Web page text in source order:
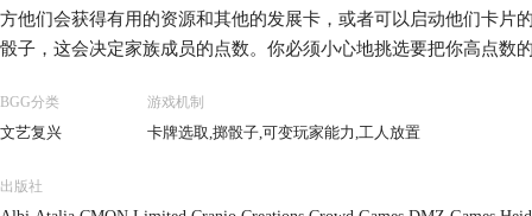
方他们会获得有用的资源和其他的发展卡，或者可以启动他们卡片
骰子，这会决定家族成员的点数。你必须小心地挑选要把你高点
BGG分类
文艺复兴
游戏机制
卡牌选取,掷骰子,可变玩家能力,工人放置
出版社